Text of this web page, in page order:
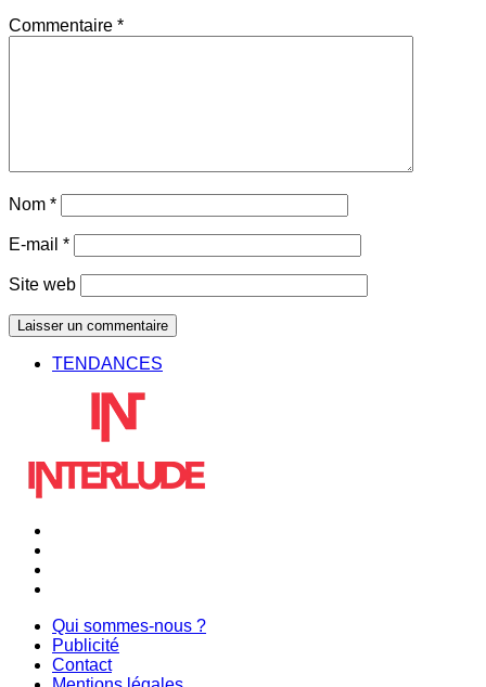
Commentaire *
Nom *
E-mail *
Site web
TENDANCES
Qui sommes-nous ?
Publicité
Contact